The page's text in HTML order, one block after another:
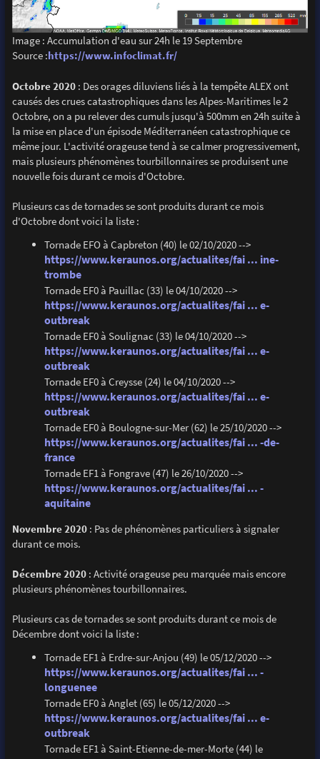
Image : Accumulation d'eau sur 24h le 19 Septembre
Source :https://www.infoclimat.fr/
Octobre 2020: Des orages diluviens liés à la tempête ALEX ont
causés des crues catastrophiques dans les Alpes-Maritimes le 2
Octobre, on a pu relever des cumuls jusqu'à 500mm en 24h suite à
la mise en place d'un épisode Méditerranéen catastrophique ce
même jour. L'activité orageuse tend à se calmer progressivement,
mais plusieurs phénomènes tourbillonnaires se produisent une
nouvelle fois durant ce mois d'Octobre.
Plusieurs cas de tornades se sont produits durant ce mois
d'Octobre dont voici la liste :
Tornade EFO à Capbreton (40) le 02/10/2020 -->
https://www.keraunos.org/actualites/fai ... ine-
trombe
Tornade EF0 à Pauillac (33) le 04/10/2020 -->
https://www.keraunos.org/actualites/fai ... e-
outbreak
Tornade EF0 à Soulignac (33) le 04/10/2020 -->
https://www.keraunos.org/actualites/fai ... e-
outbreak
Tornade EF0 à Creysse (24) le 04/10/2020 -->
https://www.keraunos.org/actualites/fai ... e-
outbreak
Tornade EF0 à Boulogne-sur-Mer (62) le 25/10/2020 -->
https://www.keraunos.org/actualites/fai ... -de-
france
Tornade EF1 à Fongrave (47) le 26/10/2020 -->
https://www.keraunos.org/actualites/fai ... -
aquitaine
Novembre 2020: Pas de phénomènes particuliers à signaler
durant ce mois.
Décembre 2020: Activité orageuse peu marquée mais encore
plusieurs phénomènes tourbillonnaires.
Plusieurs cas de tornades se sont produits durant ce mois de
Décembre dont voici la liste :
Tornade EF1 à Erdre-sur-Anjou (49) le 05/12/2020 -->
https://www.keraunos.org/actualites/fai ... -
longuenee
Tornade EF0 à Anglet (65) le 05/12/2020 -->
https://www.keraunos.org/actualites/fai ... e-
outbreak
Tornade EF1 à Saint-Etienne-de-mer-Morte (44) le